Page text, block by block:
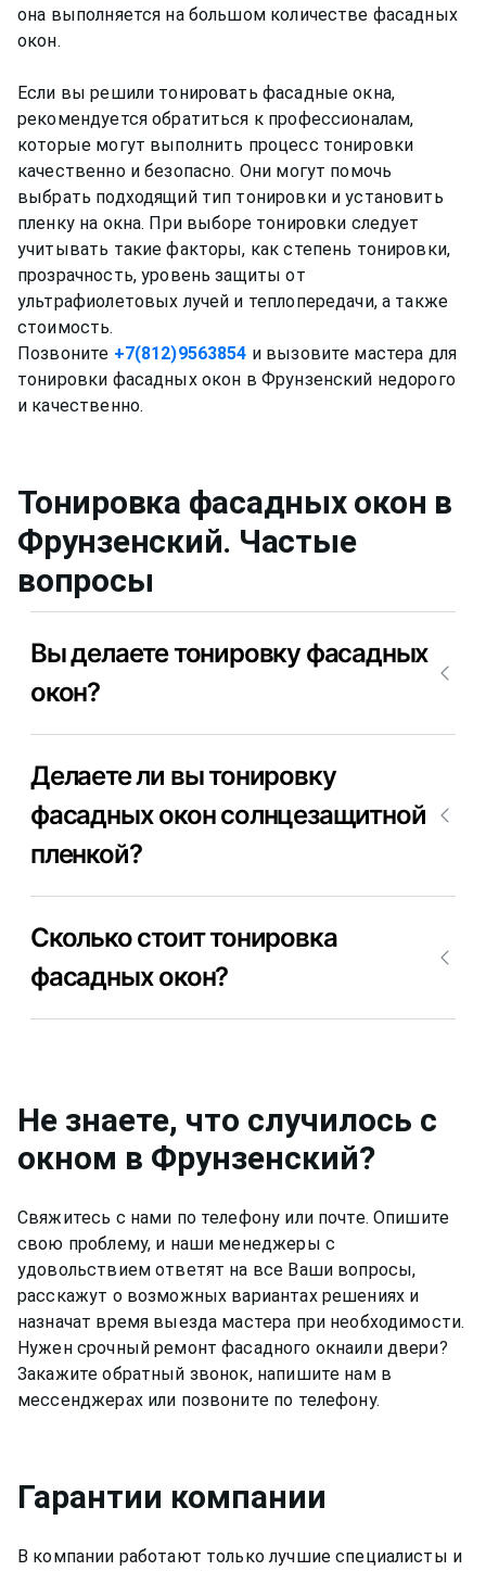
она выполняется на большом количестве фасадных
окон.
Если вы решили тонировать фасадные окна,
рекомендуется обратиться к профессионалам,
которые могут выполнить процесс тонировки
качественно и безопасно. Они могут помочь
выбрать подходящий тип тонировки и установить
пленку на окна. При выборе тонировки следует
учитывать такие факторы, как степень тонировки,
прозрачность, уровень защиты от
ультрафиолетовых лучей и теплопередачи, а также
стоимость.
Позвоните +7(812)9563854 и вызовите мастера для
тонировки фасадных окон в Фрунзенский недорого
Тонировка фасадных окон в
Фрунзенский. Частые
вопросы
Вы делаете тонировку фасадных
окон?
окон. Позвоните +7(812)9563854 и вызовите
балконе недорого и качественно.
Делаете ли вы тонировку
фасадных окон солнцезащитной
пленкой?
окон в Фрунзенский солнцезащитной пленкой.
для тонировки фасадных окон в Фрунзенский
Сколько стоит тонировка
фасадных окон?
тонировка фасадных окон, на балконе.
Не знаете, что случилось с
окном в Фрунзенский?
Свяжитесь с нами по телефону или почте. Опишите
свою проблему, и наши менеджеры с
удовольствием ответят на все Ваши вопросы,
расскажут о возможных вариантах решениях и
назначат время выезда мастера при необходимости.
Нужен срочный ремонтфасадного окнаили двери?
Закажите обратный звонок, напишите нам в
мессенджерах или позвоните по телефону.
Гарантии компании
В компании работают только лучшие специалисты и